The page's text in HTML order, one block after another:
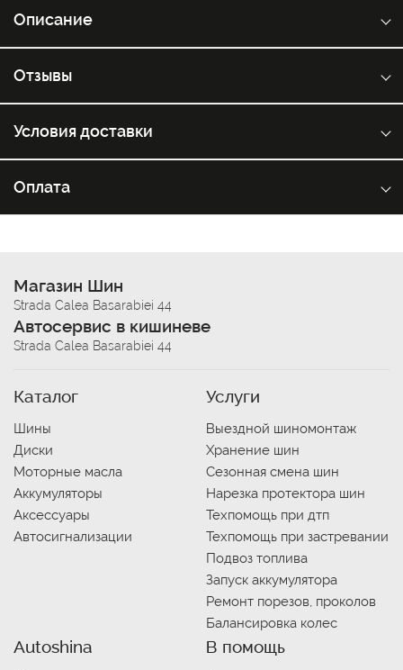
Описание
Отзывы
Условия доставки
Оплата
Магазин Шин
Strada Calea Basarabiei 44
Автосервис в кишиневе
Strada Calea Basarabiei 44
Каталог
Шины
Диски
Моторные масла
Аккумуляторы
Аксессуары
Автосигнализации
Услуги
Выездной шиномонтаж
Хранение шин
Сезонная смена шин
Нарезка протектора шин
Техпомощь при дтп
Техпомощь при застревании
Подвоз топлива
Запуск аккумулятора
Ремонт порезов, проколов
Балансировка колес
Autoshina В помощь